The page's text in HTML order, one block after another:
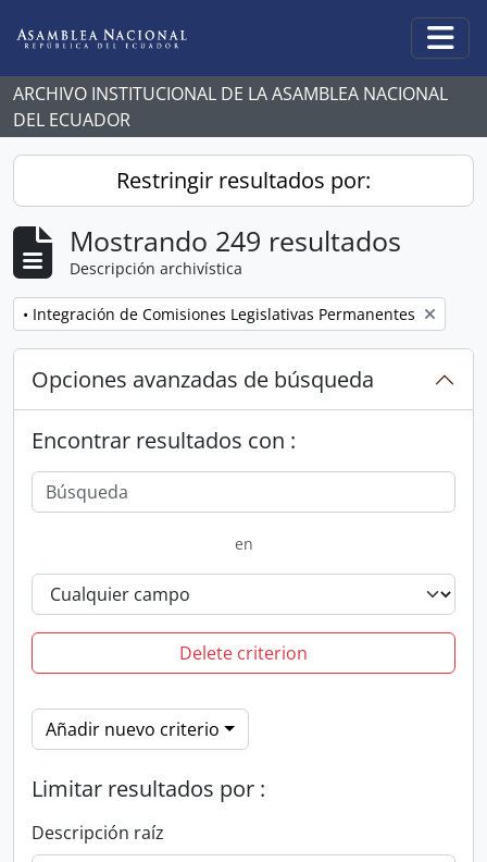
ARCHIVO INSTITUCIONAL DE LA ASAMBLEA NACIONAL
DEL ECUADOR
Restringir resultados por:
Mostrando 249 resultados
Descripción archivística
Remove filter:
• Integración de Comisiones Legislativas Permanentes
Opciones avanzadas de búsqueda
Encontrar resultados con :
en
Delete criterion
Añadir nuevo criterio
Limitar resultados por :
Descripción raíz